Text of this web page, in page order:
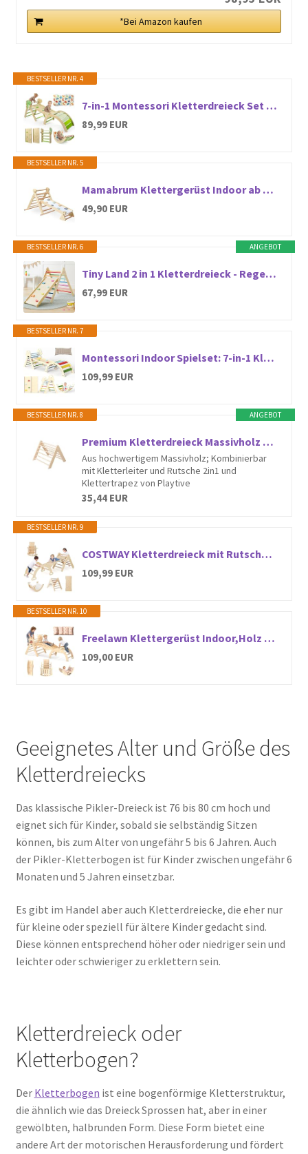
*Bei Amazon kaufen
BESTSELLER NR. 4
7-in-1 Montessori Kletterdreieck Set mit Rutsche, Kletterbogen & weichem Kissen – Holz Klettergerüst für Babys & Kleinkinder, Indoor Spielgerät, faltbar & sicher (Dinosaur)
89,99 EUR
BESTSELLER NR. 5
Mamabrum Klettergerüst Indoor ab 3 Jahren für Kinder – Pikler Dreieck, Leiter & Balancierpfad – 3-in-1 Multifunktionales Spielzeug, Indoor Spielplatz, Montessori Ergänzung
49,90 EUR
ANGEBOT
BESTSELLER NR. 6
Tiny Land 2 in 1 Kletterdreieck - Regenbogenfarben, Dreieck Klettergerüst, Montessori-Kletterspielzeug für Kleinkinder, Hölzernes Indoor-Kletterset für 2-10 Jahre
67,99 EUR
BESTSELLER NR. 7
Montessori Indoor Spielset: 7-in-1 Klettergerüst mit Rutsche, Bogen & Matte für Kleinkinder und Kinder (1-3 Jahre)
109,99 EUR
ANGEBOT
BESTSELLER NR. 8
Premium Kletterdreieck Massivholz Motorik Gleichgewicht Kreativität
Aus hochwertigem Massivholz; Kombinierbar
mit Kletterleiter und Rutsche 2in1 und
Klettertrapez von Playtive
35,44 EUR
BESTSELLER NR. 9
COSTWAY Kletterdreieck mit Rutsche, Kletterbogen, inkl. Kissen & doppelseitige Rampe, zum Klettern, Rutschen und Wippen, 4 in 1 Klettergerüst Indoor ab 1 Jahr (Holzfarbe)
109,99 EUR
BESTSELLER NR. 10
Freelawn Klettergerüst Indoor,Holz Montessori Kletterdreieck mit Rutsche, Bogen，Leiter&Spielmatte ，für Kinder ab 1 Jahr(Naturholz)​
109,00 EUR
Geeignetes Alter und Größe des
Kletterdreiecks
Das klassische Pikler-Dreieck ist 76 bis 80 cm hoch und
eignet sich für Kinder, sobald sie selbständig Sitzen
können, bis zum Alter von ungefähr 5 bis 6 Jahren. Auch
der Pikler-Kletterbogen ist für Kinder zwischen ungefähr 6
Monaten und 5 Jahren einsetzbar.
Es gibt im Handel aber auch Kletterdreiecke, die eher nur
für kleine oder speziell für ältere Kinder gedacht sind.
Diese können entsprechend höher oder niedriger sein und
leichter oder schwieriger zu erklettern sein.
Kletterdreieck oder
Kletterbogen?
Der Kletterbogen ist eine bogenförmige Kletterstruktur,
die ähnlich wie das Dreieck Sprossen hat, aber in einer
gewölbten, halbrunden Form. Diese Form bietet eine
andere Art der motorischen Herausforderung und fördert